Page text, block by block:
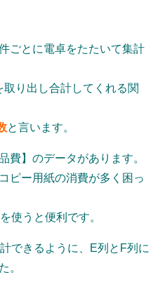
ごとに電卓をたたいて集計
り出し合計してくれる関
と言います。
費】のデータがあります。
ピー用紙の消費が多く困っ
使うと便利です。
できるように、E列とF列に
。